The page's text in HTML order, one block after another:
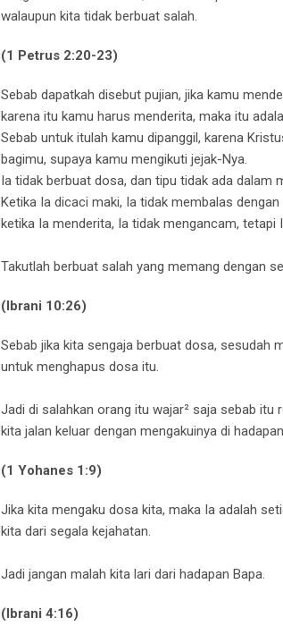
walaupun kita tidak berbuat salah.
(1 Petrus 2:20-23)
Sebab dapatkah disebut pujian, jika kamu
karena itu kamu harus menderita, maka itu
Sebab untuk itulah kamu dipanggil, karena
bagimu, supaya kamu mengikuti jejak-Nya.
Ia tidak berbuat dosa, dan tipu tidak ada dalam
Ketika Ia dicaci maki, Ia tidak membalas
ketika Ia menderita, Ia tidak mengancam, tetapi
Takutlah berbuat salah yang memang dengan
(Ibrani 10:26)
Sebab jika kita sengaja berbuat dosa, sesudah
untuk menghapus dosa itu.
Jadi di salahkan orang itu wajar² saja sebab itu
kita jalan keluar dengan mengakuinya di
(1 Yohanes 1:9)
Jika kita mengaku dosa kita, maka Ia adalah
kita dari segala kejahatan.
Jadi jangan malah kita lari dari hadapan Bapa.
(lbrani 4:16)